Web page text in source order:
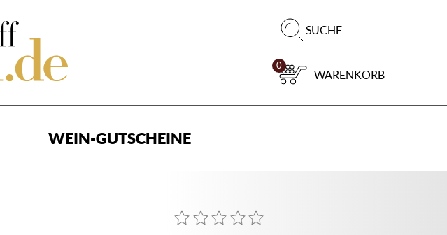
SUCHE
0
WARENKORB
WEIN-GUTSCHEINE